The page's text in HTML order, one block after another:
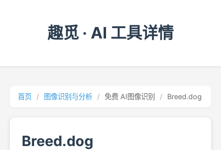
趣觅 · AI 工具详情
首页 / 图像识别与分析 / 免费 AI图像识别 / Breed.dog
Breed.dog